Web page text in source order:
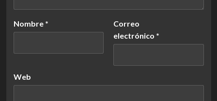
Nombre *
Correo
electrónico *
Web